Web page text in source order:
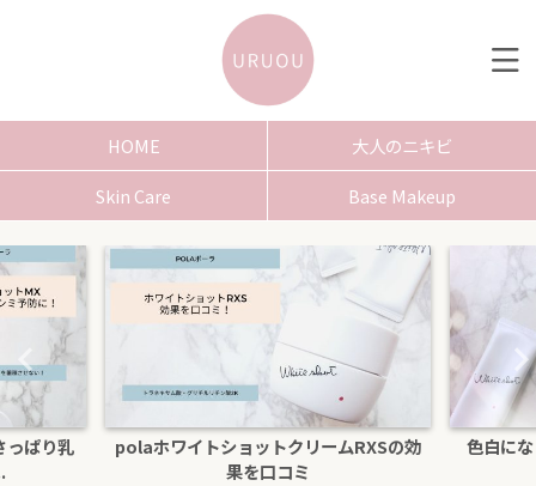
HOME
大人のニキビ
Skin Care
Base Makeup
っぱり乳
polaホワイトショットクリームRXSの効
果を口コミ
色白に